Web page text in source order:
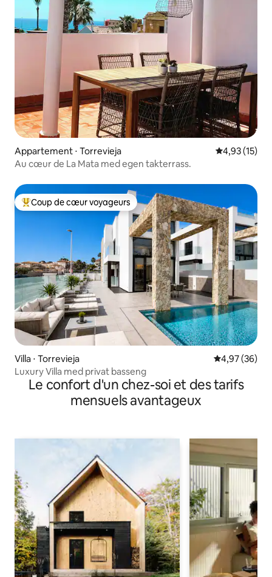
Appartement ⋅ Torrevieja Évaluation
4,93 (15)
Au cœur de La Mata med egen takterrass.
Coups de cœur voyageurs les plus appréciés
Coup de cœur voyageurs
Villa ⋅ Torrevieja Évaluation
4,97 (36)
Luxury Villa med privat basseng
Le confort d'un chez-soi et des tarifs
mensuels avantageux